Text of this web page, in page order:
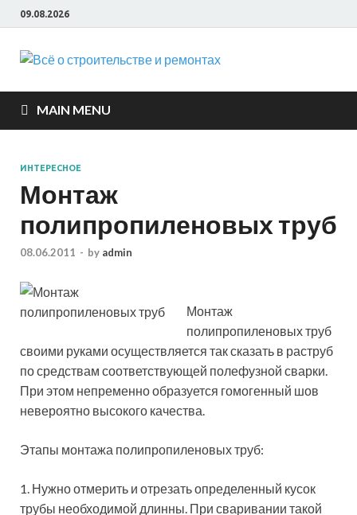
09.08.2026
Всё о
MAIN MENU
ИНТЕРЕСНОЕ
Монтаж
полипропиленовых труб
08.06.2011 - by admin
Монтаж
полипропиленовых труб
своими руками осуществляется так сказать в раструб
по средствам соответствующей полефузной сварки.
При этом непременно образуется гомогенный шов
невероятно высокого качества.
Этапы монтажа полипропиленовых труб:
1. Нужно отмерить и отрезать определенный кусок
трубы необходимой длинны. При сваривании такой